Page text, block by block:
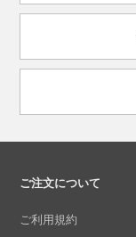
ご注文について
ご利用規約